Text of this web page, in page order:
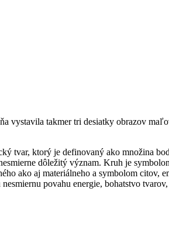
vystavila takmer tri desiatky obrazov
tvar, ktorý je definovaný ako množina
dôležitý význam. Kruh je
ako aj materiálneho a symbolom citov,
povahu energie, bohatstvo